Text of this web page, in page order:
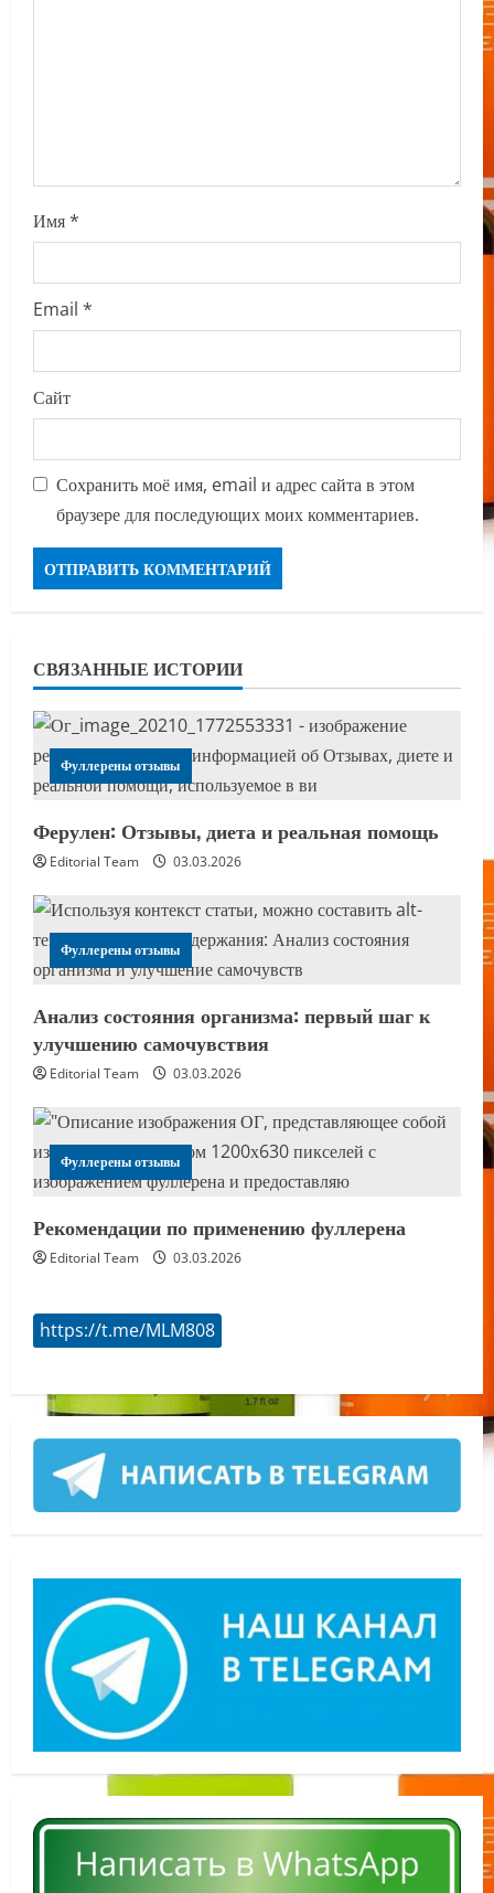
Имя*
Email *
Сайт
Сохранить моё имя, email и адрес сайта в этом
браузере для последующих моих комментариев.
СВЯЗАННЫЕ ИСТОРИИ
Фуллерены отзывы
Ферулен: Отзывы, диета и реальная помощь
Editorial Team 03.03.2026
Фуллерены отзывы
Анализ состояния организма: первый шаг к
улучшению самочувствия
Editorial Team 03.03.2026
Фуллерены отзывы
Рекомендации по применению фуллерена
Editorial Team 03.03.2026
https://t.me/MLM808